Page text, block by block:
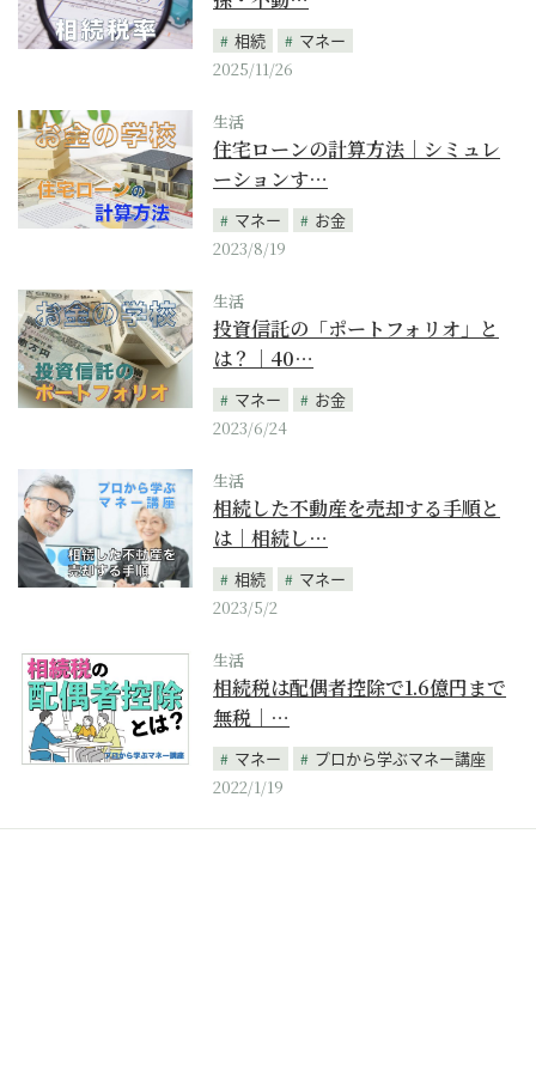
相続
マネー
2025/11/26
生活
住宅ローンの計算方法｜シミュレ
ーションす…
マネー
お金
2023/8/19
生活
投資信託の「ポートフォリオ」と
は？｜40…
マネー
お金
2023/6/24
生活
相続した不動産を売却する手順と
は｜相続し…
相続
マネー
2023/5/2
生活
相続税は配偶者控除で1.6億円まで
無税｜…
マネー
プロから学ぶマネー講座
2022/1/19